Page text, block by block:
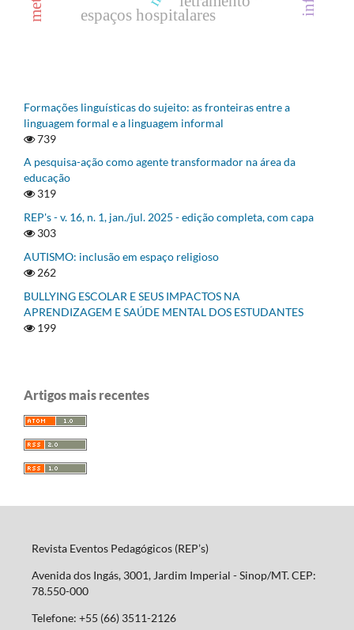
espaços hospitalares
Formações linguísticas do sujeito: as fronteiras entre a
linguagem formal e a linguagem informal
739
A pesquisa-ação como agente transformador na área da
educação
319
REP's - v. 16, n. 1, jan./jul. 2025 - edição completa, com capa
303
AUTISMO: inclusão em espaço religioso
262
BULLYING ESCOLAR E SEUS IMPACTOS NA
APRENDIZAGEM E SAÚDE MENTAL DOS ESTUDANTES
199
Artigos mais recentes
Revista Eventos Pedagógicos (REP’s)
Avenida dos Ingás, 3001, Jardim Imperial - Sinop/MT. CEP:
78.550-000
Telefone: +55 (66) 3511-2126